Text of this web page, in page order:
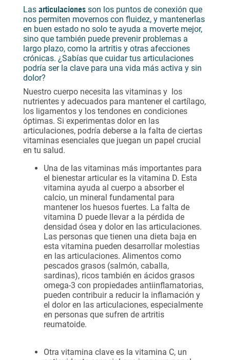
Las articulaciones son los puntos de conexión que
nos permiten movernos con fluidez, y mantenerlas
en buen estado no solo te ayuda a moverte mejor,
sino que también puede prevenir problemas a
largo plazo, como la artritis y otras afecciones
crónicas. ¿Sabías que cuidar tus articulaciones
podría ser la clave para una vida más activa y sin
dolor?
Nuestro cuerpo necesita las vitaminas y los
nutrientes y adecuados para mantener el cartílago,
los ligamentos y los tendones en condiciones
óptimas. Si experimentas dolor en las
articulaciones, podría deberse a la falta de ciertas
vitaminas esenciales que juegan un papel crucial
en tu salud.
Una de las vitaminas más importantes para
el bienestar articular es la vitamina D. Esta
vitamina ayuda al cuerpo a absorber el
calcio, un mineral fundamental para
mantener los huesos fuertes. La falta de
vitamina D puede llevar a la pérdida de
densidad ósea y dolor en las articulaciones.
Las personas que tienen una dieta baja en
esta vitamina pueden desarrollar molestias
en las articulaciones. Alimentos como
pescados grasos (salmón, caballa,
sardinas), ricos también en ácidos grasos
omega-3 con propiedades antiinflamatorias,
pueden contribuir a reducir la inflamación y
el dolor en las articulaciones, especialmente
en personas que sufren de artritis
reumatoide.
Otra vitamina clave es la vitamina C, un